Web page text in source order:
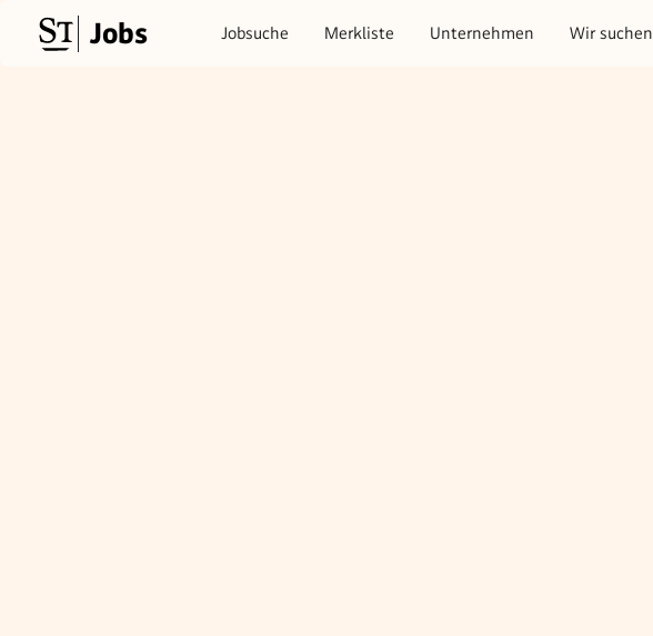
Jobs Jobsuche Merkliste Unternehmen Wir suchen